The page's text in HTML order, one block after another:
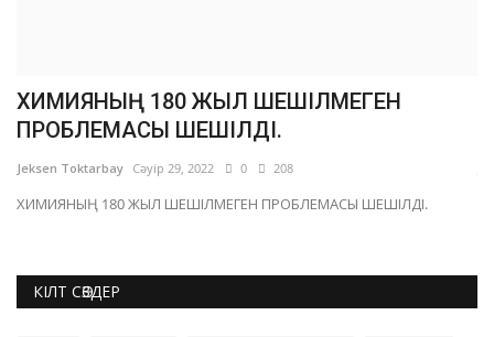
ХИМИЯНЫҢ 180 ЖЫЛ ШЕШІЛМЕГЕН
ПРОБЛЕМАСЫ ШЕШІЛДІ.
Jeksen Toktarbay Сәуір 29, 2022 0 208
ХИМИЯНЫҢ 180 ЖЫЛ ШЕШІЛМЕГЕН ПРОБЛЕМАСЫ ШЕШІЛДІ.
КІЛТ СӨЗДЕР